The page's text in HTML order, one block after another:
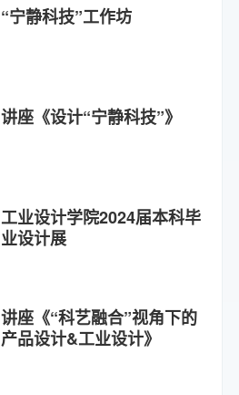
“宁静科技”工作坊
讲座《设计“宁静科技”》
工业设计学院2024届本科毕
业设计展
讲座《“科艺融合”视角下的
产品设计&工业设计》